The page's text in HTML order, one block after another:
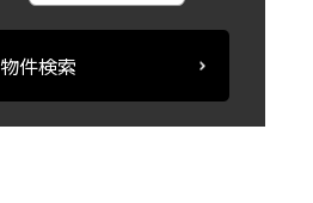
物件検索